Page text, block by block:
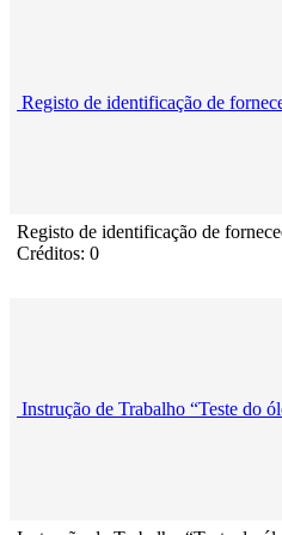
Registo de identificação de
Registo de identificação de
Créditos: 0
Instrução de Trabalho “Teste do